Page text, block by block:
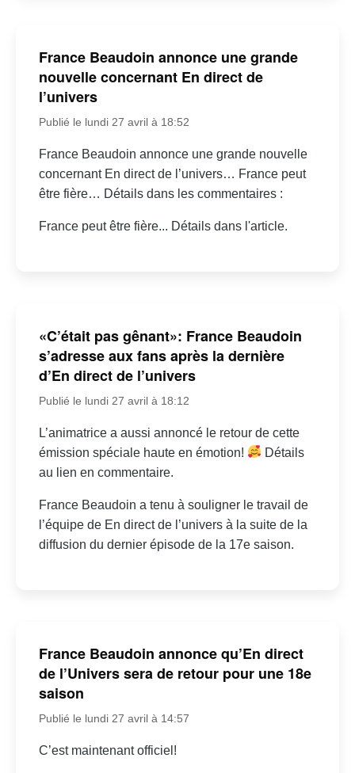
France Beaudoin annonce une grande
nouvelle concernant En direct de
l’univers
Publié le lundi 27 avril à 18:52
France Beaudoin annonce une grande nouvelle
concernant En direct de l’univers… France peut
être fière… Détails dans les commentaires :
France peut être fière... Détails dans l'article.
«C’était pas gênant»: France Beaudoin
s’adresse aux fans après la dernière
d’En direct de l’univers
Publié le lundi 27 avril à 18:12
L’animatrice a aussi annoncé le retour de cette
émission spéciale haute en émotion!
Détails
au lien en commentaire.
France Beaudoin a tenu à souligner le travail de
l’équipe de En direct de l’univers à la suite de la
diffusion du dernier épisode de la 17e saison.
France Beaudoin annonce qu’En direct
de l’Univers sera de retour pour une 18e
saison
Publié le lundi 27 avril à 14:57
C’est maintenant officiel!